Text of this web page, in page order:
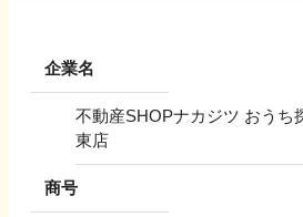
企業名
不動産SHOPナカジツ おうち
東店
商号